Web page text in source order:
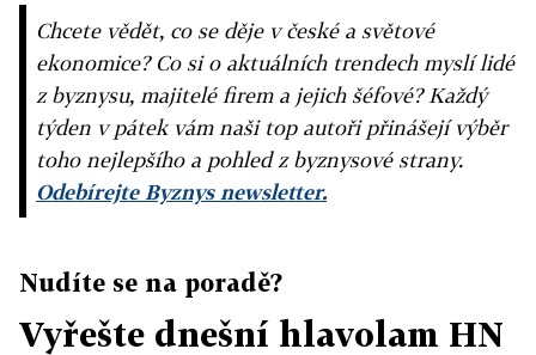
Chcete vědět, co se děje v české a světové
ekonomice? Co si o aktuálních trendech myslí lidé
z byznysu, majitelé firem a jejich šéfové? Každý
týden v pátek vám naši top autoři přinášejí výběr
toho nejlepšího a pohled z byznysové strany.
Odebírejte Byznys newsletter.
Nudíte se na poradě?
Vyřešte dnešní hlavolam HN